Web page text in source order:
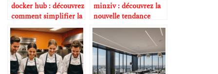
docker hub : découvrez
comment simplifier la
gestion de vos
conteneurs pour des
expériences
gastronomiques
innovantes
minziv : découvrez la
nouvelle tendance
gastronomique
incontournable en
2025